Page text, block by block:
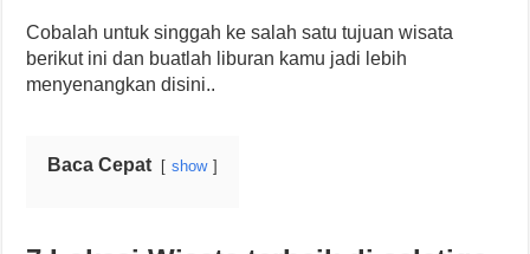
Cobalah untuk singgah ke salah satu tujuan wisata
berikut ini dan buatlah liburan kamu jadi lebih
menyenangkan disini..
Baca Cepat show